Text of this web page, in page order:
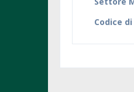
Codice